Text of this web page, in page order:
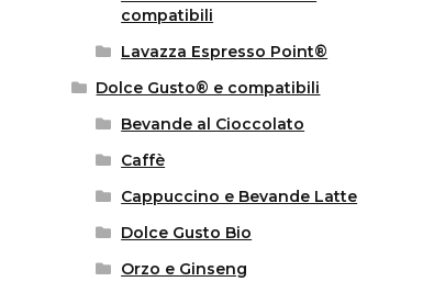
compatibili
Lavazza Espresso Point®
Dolce Gusto® e compatibili
Bevande al Cioccolato
Caffè
Cappuccino e Bevande Latte
Dolce Gusto Bio
Orzo e Ginseng